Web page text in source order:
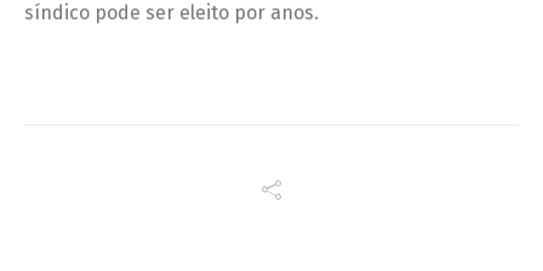
síndico pode ser eleito por anos.